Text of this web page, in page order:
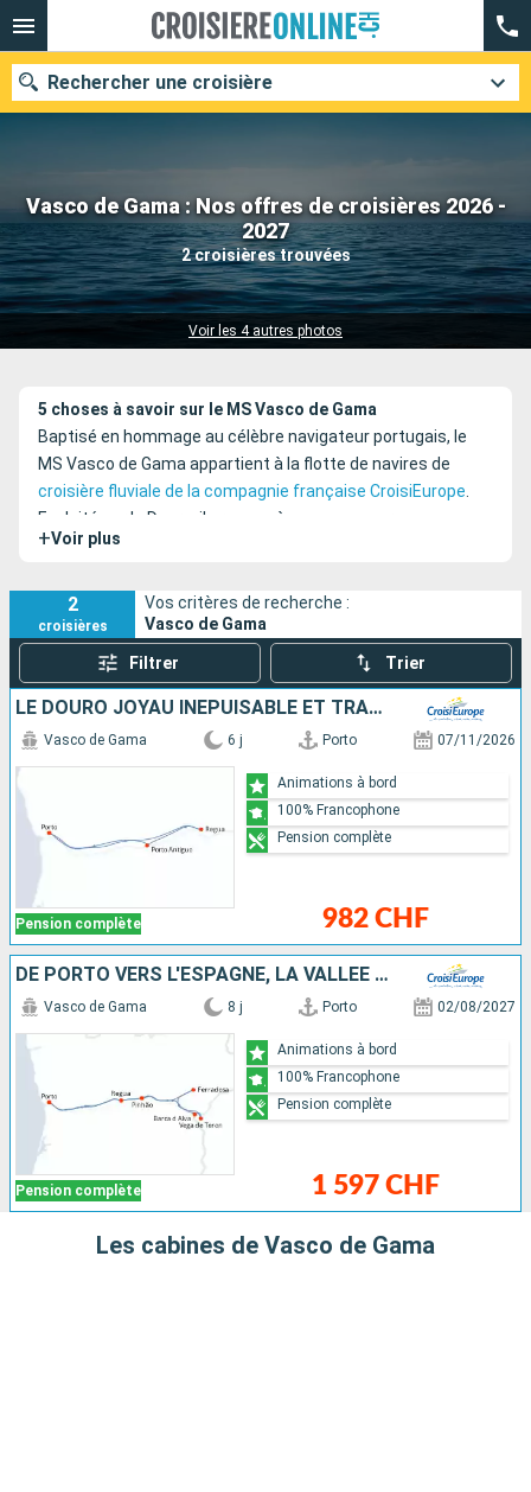
Vasco de Gama : Nos offres de croisières 2026 -
2027
2 croisières trouvées
Voir les 4 autres photos
Rechercher une croisière
Nos destinations
Mois de départ
Compagnies
5 choses à savoir sur le MS Vasco de Gama
Baptisé en hommage au célèbre navigateur portugais, le
MS Vasco de Gama appartient à la flotte de navires de
croisière fluviale de la compagnie française CroisiEurope.
Exploité sur le Douro, il propose à ses passagers une
approche romantique des trésors portugais et espagnols
+Voir plus
2
croisières
Vos critères de recherche :
Vasco de Gama
Filtrer Trier
LE DOURO JOYAU INÉPUISABLE ET TRADITIONS ANCESTRALES (FORMULE PORT-PORT)
Pension complète
Vasco de Gama 6 j Porto 07/11/2026
982 CHF
Animations à bord
100% Francophone
Pension complète
DE PORTO VERS L'ESPAGNE, LA VALLÉE DU DOURO (PORTUGAL) ET SALAMANQUE (ESPAGNE)
Pension complète
Vasco de Gama 8 j Porto 02/08/2027
1 597 CHF
Animations à bord
100% Francophone
Pension complète
Les cabines de Vasco de Gama